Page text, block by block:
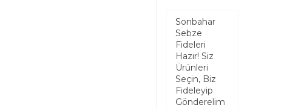
Sonbahar
Sebze
Fideleri
Hazır! Siz
Ürünleri
Seçin, Biz
Fideleyip
Gönderelim